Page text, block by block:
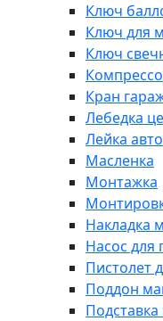
Ключ
Ключ для
Ключ
Кран
Лебедка
Лейка
Масленка
Монтажка
Накладка
Насос для
Пистолет
Поддон